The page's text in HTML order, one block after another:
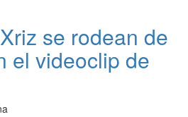
se rodean de
el videoclip de